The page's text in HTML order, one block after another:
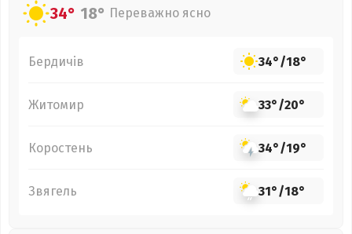
34° 18° Переважно ясно
Бердичів 34°/18°
Житомир 33°/20°
Коростень 34°/19°
Звягель 31°/18°